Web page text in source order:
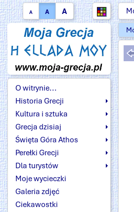
A A A
O witrynie...
Historia Grecji
Kultura i sztuka
Grecja dzisiaj
Święta Góra Athos
Perełki Grecji
Dla turystów
Moje wycieczki
Galeria zdjęć
Ciekawostki